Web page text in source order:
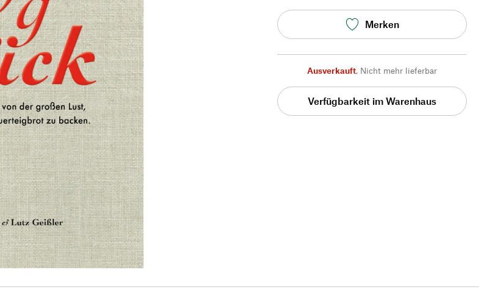
Merken
Ausverkauft, Nicht mehr lieferbar
Verfügbarkeit im Warenhaus